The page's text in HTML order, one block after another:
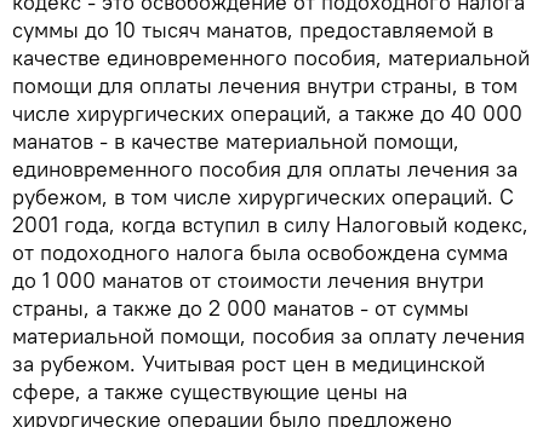
суммы до 10 тысяч манатов, предоставляемой в
качестве единовременного пособия, материальной
помощи для оплаты лечения внутри страны, в том
числе хирургических операций, а также до 40 000
манатов - в качестве материальной помощи,
единовременного пособия для оплаты лечения за
рубежом, в том числе хирургических операций. С
2001 года, когда вступил в силу Налоговый кодекс,
от подоходного налога была освобождена сумма
до 1 000 манатов от стоимости лечения внутри
страны, а также до 2 000 манатов - от суммы
материальной помощи, пособия за оплату лечения
за рубежом. Учитывая рост цен в медицинской
сфере, а также существующие цены на
хирургические операции было предложено